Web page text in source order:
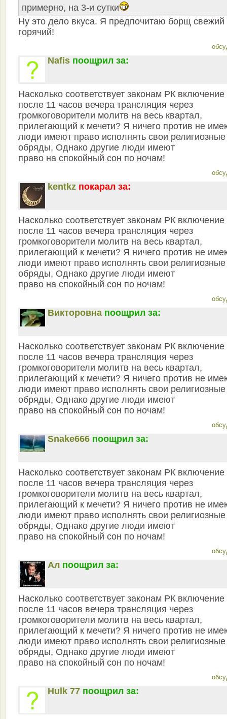
примерно, на 3-и сутки
Ну это дело вкуса. Я предпочитаю борщ свежий
горячий!
Nafis поощрил за:
Насколько соответствует законам РК включение
после 11 часов вечера трансляция через
громкоговорители молитв на весь квартал,
прилегающий к мечети? Я ничего против не
люди имеют право исполнять свои религиозные
обряды, Однако другие люди имеют
право на спокойный сон по ночам!
kentkz покарал за:
Насколько соответствует законам РК включение
после 11 часов вечера трансляция через
громкоговорители молитв на весь квартал,
прилегающий к мечети? Я ничего против не
люди имеют право исполнять свои религиозные
обряды, Однако другие люди имеют
право на спокойный сон по ночам!
Викторовна поощрил за:
Насколько соответствует законам РК включение
после 11 часов вечера трансляция через
громкоговорители молитв на весь квартал,
прилегающий к мечети? Я ничего против не
люди имеют право исполнять свои религиозные
обряды, Однако другие люди имеют
право на спокойный сон по ночам!
Snake666 поощрил за:
Насколько соответствует законам РК включение
после 11 часов вечера трансляция через
громкоговорители молитв на весь квартал,
прилегающий к мечети? Я ничего против не
люди имеют право исполнять свои религиозные
обряды, Однако другие люди имеют
право на спокойный сон по ночам!
Ал поощрил за:
Насколько соответствует законам РК включение
после 11 часов вечера трансляция через
громкоговорители молитв на весь квартал,
прилегающий к мечети? Я ничего против не
люди имеют право исполнять свои религиозные
обряды, Однако другие люди имеют
право на спокойный сон по ночам!
Hulk 77 поощрил за: